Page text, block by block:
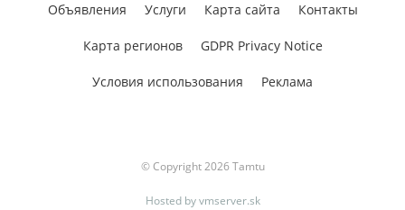
© Copyright 2026 Tamtu
Объявления Услуги Карта сайта Контакты
Карта регионов GDPR Privacy Notice
Условия использования Реклама
Hosted byvmserver.sk